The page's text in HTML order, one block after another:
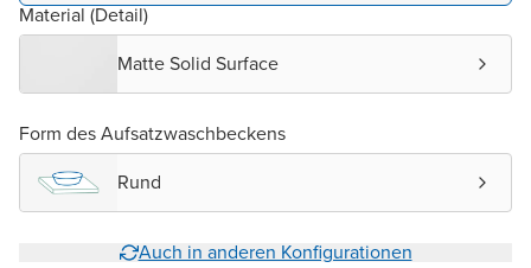
Material (Detail)
Matte Solid Surface
Form des Aufsatzwaschbeckens
Rund
Auch in anderen Konfigurationen